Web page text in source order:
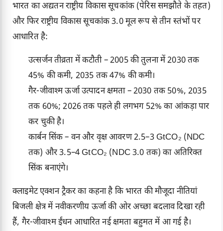
भारत का अद्यतन राष्ट्रीय विकास सूचकांक (पेरिस समझौते के तहत)
और फिर राष्ट्रीय विकास सूचकांक 3.0 मूल रूप से तीन स्तंभों पर
आधारित है:
उत्सर्जन तीव्रता में कटौती – 2005 की तुलना में 2030 तक
45% की कमी, 2035 तक 47% की कमी।
गैर-जीवाश्म ऊर्जा उत्पादन क्षमता – 2030 तक 50%, 2035
तक 60%; 2026 तक पहले ही लगभग 52% का आंकड़ा पार
कर चुकी है।
कार्बन सिंक – वन और वृक्ष आवरण 2.5–3 GtCO₂ (NDC
तक) और 3.5–4 GtCO₂ (NDC 3.0 तक) का अतिरिक्त
सिंक बनाएंगे।
क्लाइमेट एक्शन ट्रैकर का कहना है कि भारत की मौजूदा नीतियां
बिजली क्षेत्र में नवीकरणीय ऊर्जा की ओर अच्छा बदलाव दिखा रही
हैं, गैर-जीवाश्म ईंधन आधारित नई क्षमता बहुमत में आ गई है।